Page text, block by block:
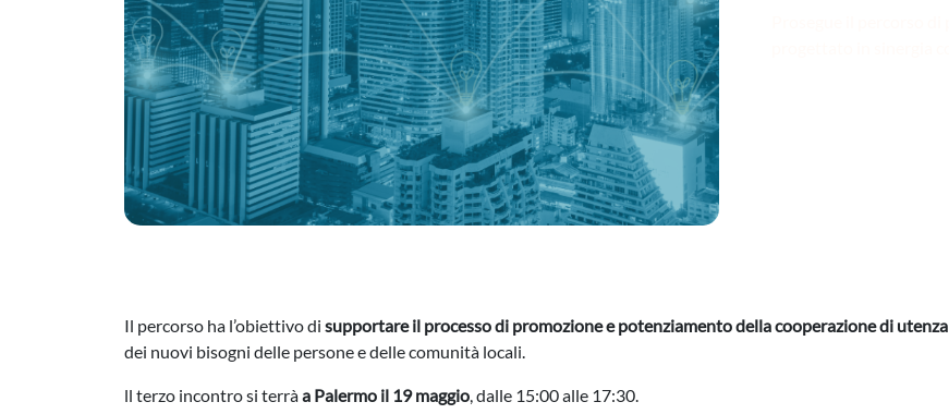
Il percorso ha l’obiettivo di supportare il processo di promozione e potenziamento della cooperazione di utenza
dei nuovi bisogni delle persone e delle comunità locali.
ll terzo incontro si terràa Palermo il 19 maggio, dalle 15:00 alle 17:30.